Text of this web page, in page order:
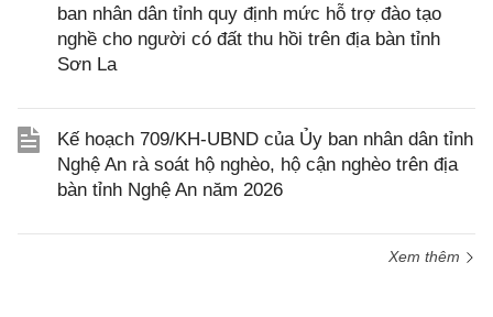
ban nhân dân tỉnh quy định mức hỗ trợ đào tạo
nghề cho người có đất thu hồi trên địa bàn tỉnh
Sơn La
Kế hoạch 709/KH-UBND của Ủy ban nhân dân tỉnh
Nghệ An rà soát hộ nghèo, hộ cận nghèo trên địa
bàn tỉnh Nghệ An năm 2026
Xem thêm